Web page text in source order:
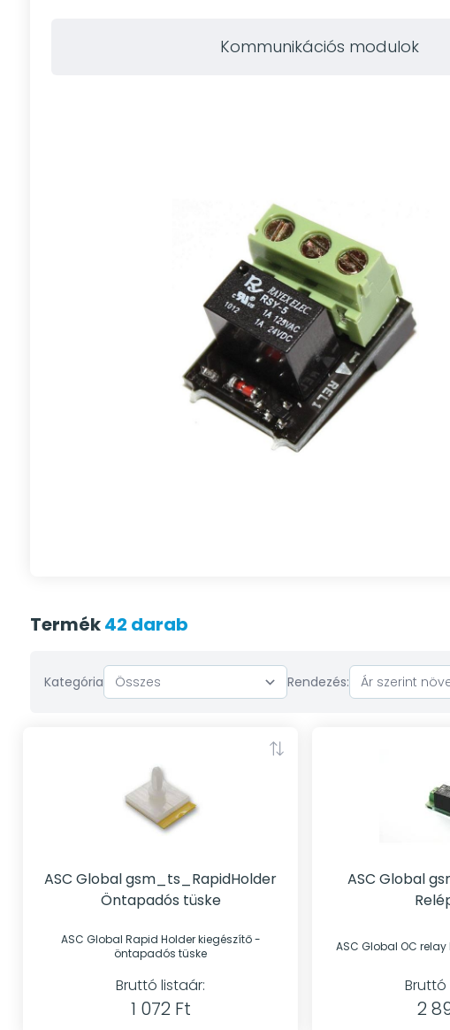
Kommunikációs modulok
Termék42 darab
Kategória Rendezés:
ASC Global gsm_ts_RapidHolder
Öntapadós tüske
ASC Global Rapid Holder kiegészítő -
öntapadós tüske
Bruttó listaár:
1 072 Ft
ASC Global
Bruttó
2